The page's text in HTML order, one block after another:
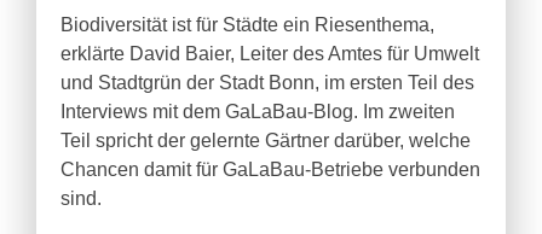
Biodiversität ist für Städte ein Riesenthema,
erklärte David Baier, Leiter des Amtes für Umwelt
und Stadtgrün der Stadt Bonn, im ersten Teil des
Interviews mit dem GaLaBau-Blog. Im zweiten
Teil spricht der gelernte Gärtner darüber, welche
Chancen damit für GaLaBau-Betriebe verbunden
sind.